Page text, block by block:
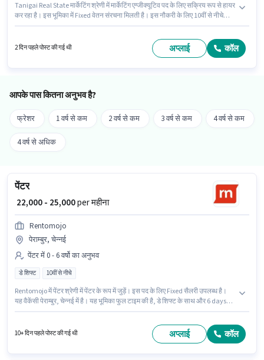
Tanigai Real State मार्केटिंग श्रेणी में मार्केटिंग एग्जीक्यूटिव पद के लिए सक्रिय रूप से हायर
कर रहा है। इस भूमिका में Fixed वेतन संरचना मिलती है। इस नौकरी के लिए 10वीं से नीचे
2 दिन पहले पोस्ट की गई थी अप्लाई कॉल
आपके पास कितना अनुभव है?
फ्रेशर 1 वर्ष से कम 2 वर्ष से कम 3 वर्ष से कम 4 वर्ष से कम
4 वर्ष से अधिक
पेंटर
₹ 22,000 - 25,000per महीना
Rentomojo
पेराम्बुर, चेन्नई
पेंटर में 0 - 6 वर्षो का अनुभव
डे शिफ्ट 10वीं से नीचे
Rentomojo में पेंटर श्रेणी में पेंटर के रूप में जुड़ें। इस पद के लिए Fixed सैलरी उपलब्ध है।
यह वैकेंसी पेराम्बुर, चेन्नई में है। यह भूमिका फुल टाइम की है, डे शिफ्ट के साथ और 6 days
10+ दिन पहले पोस्ट की गई थी अप्लाई कॉल